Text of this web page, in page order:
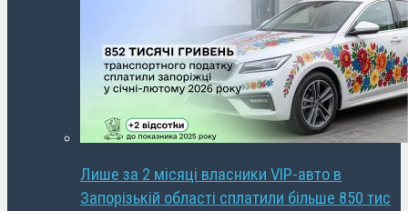
Лише за 2 місяці власники VIP-авто в
Запорізькій області сплатили більше 850 тис